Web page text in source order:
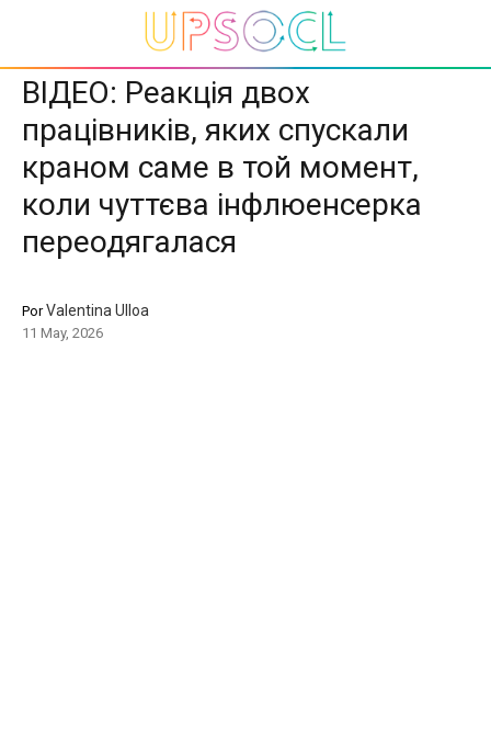
ВІДЕО: Реакція двох
працівників, яких спускали
краном саме в той момент,
коли чуттєва інфлюенсерка
переодягалася
PorValentina Ulloa
11 May, 2026